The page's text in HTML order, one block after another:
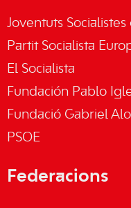
Joventuts
Partit Socialista
El Socialista
Fundación Pablo
Fundació Gabriel
PSOE
Federacions